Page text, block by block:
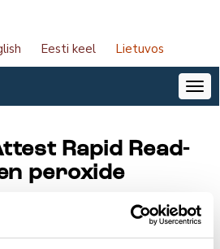
Eesti keel Lietuvos
Rapid Read-
peroxide